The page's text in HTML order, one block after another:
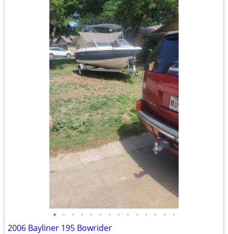
• • • • • • • • • • • • • •
2006 Bayliner 195 Bowrider